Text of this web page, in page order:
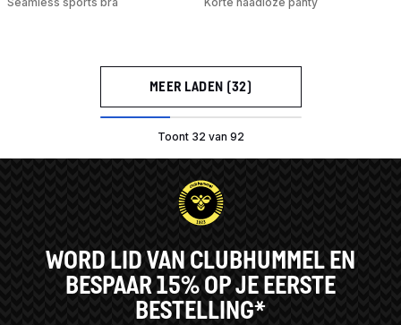
MEER LADEN (32)
Toont 32 van 92
WORD LID VAN CLUBHUMMEL EN
BESPAAR 15% OP JE EERSTE
BESTELLING*